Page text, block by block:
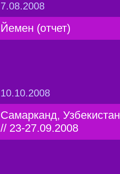
7.08.2008
Йемен (отчет)
10.10.2008
Самарканд, Узбекистан
// 23-27.09.2008